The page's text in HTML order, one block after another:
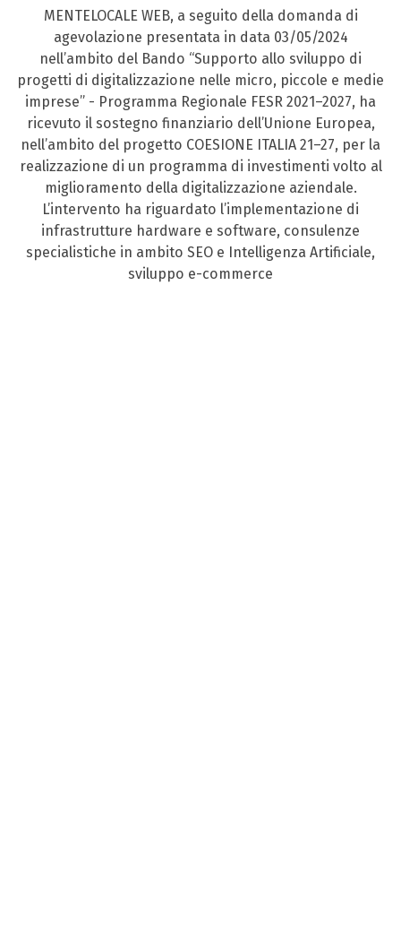
MENTELOCALE WEB, a seguito della domanda di
agevolazione presentata in data 03/05/2024
nell’ambito del Bando “Supporto allo sviluppo di
progetti di digitalizzazione nelle micro, piccole e medie
imprese” - Programma Regionale FESR 2021–2027, ha
ricevuto il sostegno finanziario dell’Unione Europea,
nell’ambito del progetto COESIONE ITALIA 21–27, per la
realizzazione di un programma di investimenti volto al
miglioramento della digitalizzazione aziendale.
L’intervento ha riguardato l’implementazione di
infrastrutture hardware e software, consulenze
specialistiche in ambito SEO e Intelligenza Artificiale,
sviluppo e-commerce